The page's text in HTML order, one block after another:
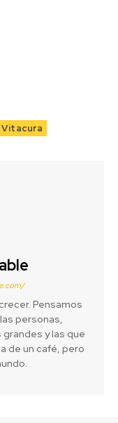
Pensamos
personas,
y las que
de un café, pero